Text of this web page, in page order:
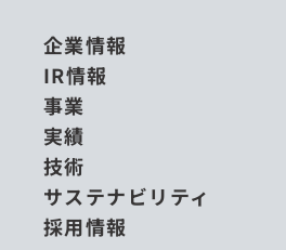
企業情報
IR情報
事業
実績
技術
サステナビリティ
採用情報